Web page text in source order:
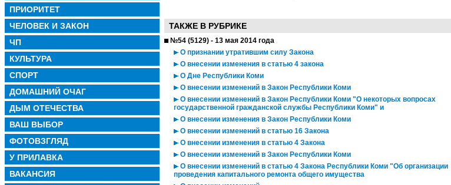
ПРИОРИТЕТ
ЧЕЛОВЕК И ЗАКОН
ЧП
КУЛЬТУРА
СПОРТ
ДОМАШНИЙ ОЧАГ
ДЫМ ОТЕЧЕСТВА
ВАШ ВЫБОР
ФОТОВЗГЛЯД
У ПРИЛАВКА
ВАКАНСИЯ
ТАКЖЕ В РУБРИКЕ
№54 (5129) - 13 мая 2014 года
О признании утратившим силу Закона
О внесении изменения в статью 4 закона
О Дне Республики Коми
О внесении изменений в Закон Республики Коми
О внесении изменений в Закон Республики Коми "О некоторых вопросах
государственной гражданской службы Республики Коми" и
О внесении изменения в Закон Республики Коми
О внесении изменений в статью 16 Закона
О внесении изменения в статью 4 Закона
О внесении изменений в Закон Республики Коми
О внесении изменений в статью 4 Закона Республики Коми "Об организации
проведения капитального ремонта общего имущества